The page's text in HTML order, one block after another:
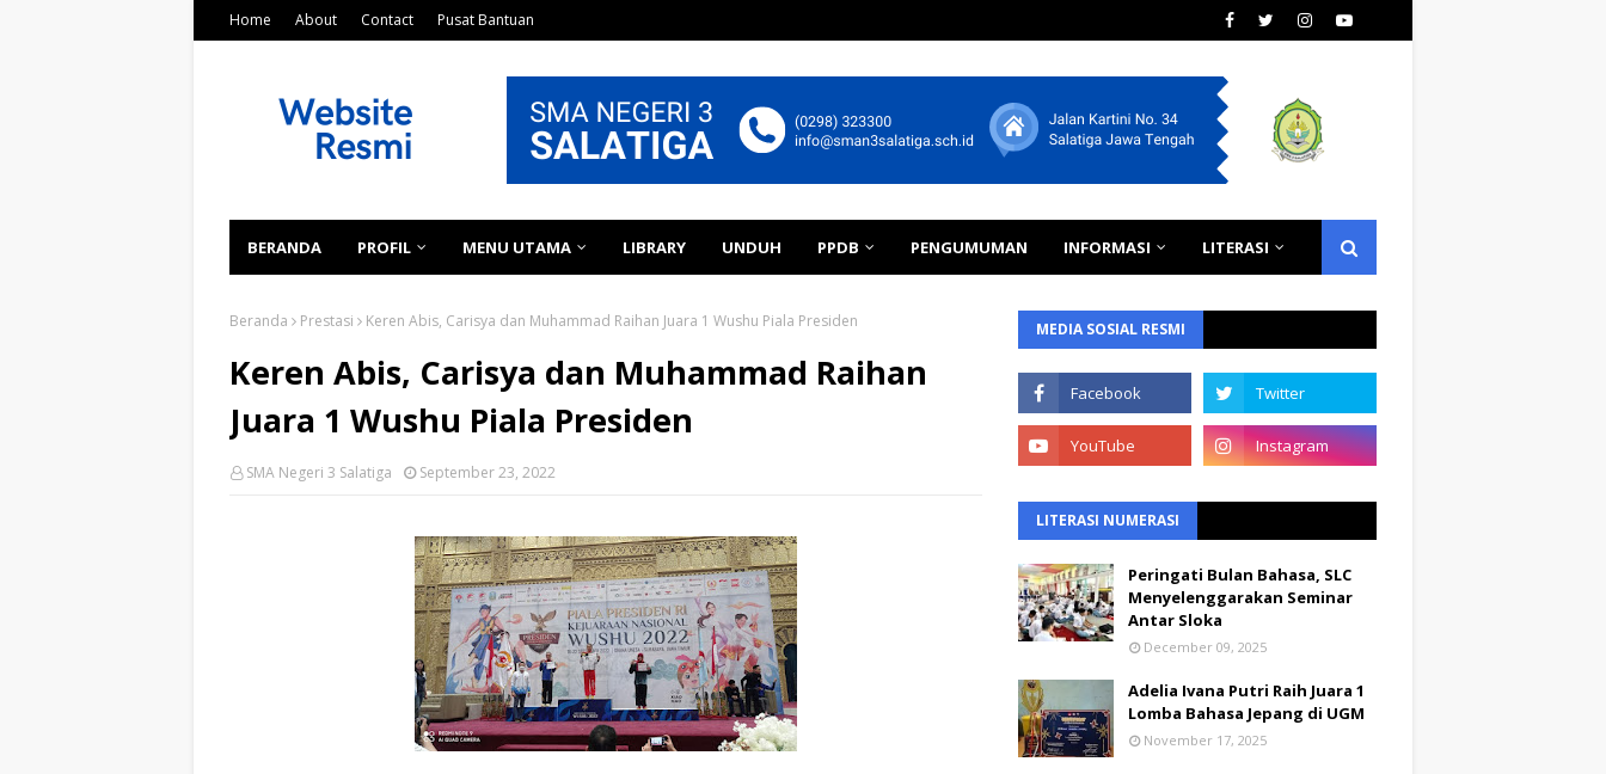
Home About Contact Pusat Bantuan
BERANDA PROFIL MENU UTAMA LIBRARY UNDUH PPDB PENGUMUMAN INFORMASI LITERASI
Beranda Prestasi Keren Abis, Carisya dan Muhammad Raihan Juara 1 Wushu Piala Presiden
Keren Abis, Carisya dan Muhammad Raihan
Juara 1 Wushu Piala Presiden
SMA Negeri 3 Salatiga September 23, 2022
MEDIA SOSIAL RESMI
LITERASI NUMERASI
Peringati Bulan Bahasa, SLC
Menyelenggarakan Seminar
Antar Sloka
December 09, 2025
Adelia Ivana Putri Raih Juara 1
Lomba Bahasa Jepang di UGM
November 17, 2025